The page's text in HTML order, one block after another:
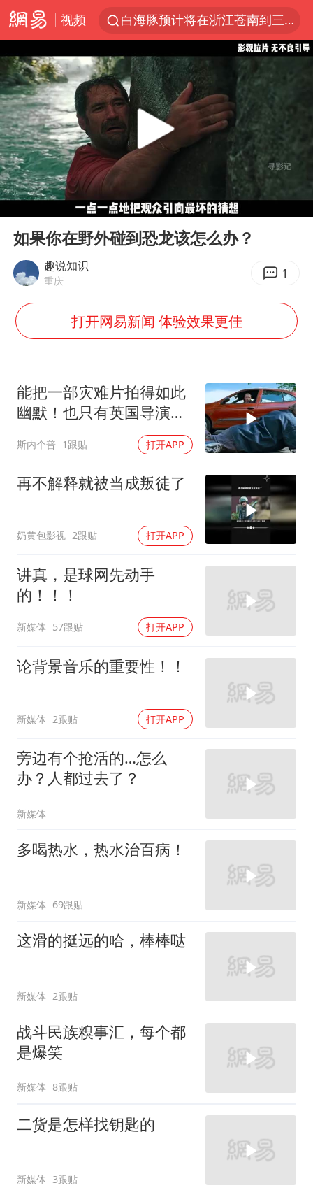
视频
四川宜宾5.5级地震后余震为何不断
“伊斯兰版北约”出现
武契奇会见泽连斯基有何意图
台铃电动车仅骑一年就断电趴窝
白海豚5次眼壁置换
上海大部迎大暴雨
日本连续发生两次地震
方桃子代言广告视频已下架
白海豚在海上打了个结
构建更高水平的全民健身公共服务体系
Play
00:00 04:13
如果你在野外碰到恐龙该怎么办？
趣说知识
重庆 1
打开网易新闻 体验效果更佳
能把一部灾难片拍得如此
幽默！也只有英国导演才
斯内个普 1跟贴 打开APP
再不解释就被当成叛徒了
奶黄包影视 2跟贴 打开APP
讲真，是球网先动手
的！！！
新媒体 57跟贴 打开APP
论背景音乐的重要性！！
新媒体 2跟贴 打开APP
旁边有个抢活的…怎么
办？人都过去了？
新媒体
多喝热水，热水治百病！
新媒体 69跟贴
这滑的挺远的哈，棒棒哒
新媒体 2跟贴
战斗民族糗事汇，每个都
是爆笑
新媒体 8跟贴
二货是怎样找钥匙的
新媒体 3跟贴